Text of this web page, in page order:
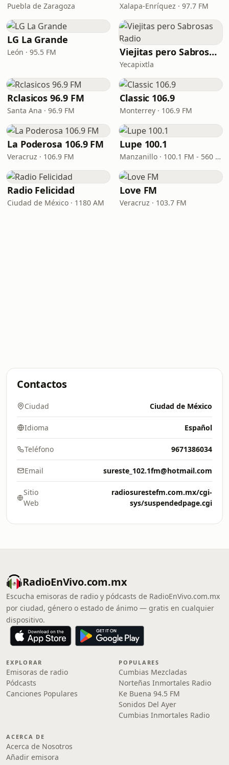
Puebla de Zaragoza Xalapa-Enríquez · 97.7 FM
LG La Grande
León · 95.5 FM Viejitas pero Sabrosas Radio
Yecapixtla
Rclasicos 96.9 FM
Santa Ana · 96.9 FM
Classic 106.9
Monterrey · 106.9 FM
La Poderosa 106.9 FM
Veracruz · 106.9 FM
Lupe 100.1
Manzanillo · 100.1 FM - 560 AM
Radio Felicidad
Ciudad de México · 1180 AM
Love FM
Veracruz · 103.7 FM
Contactos
Ciudad Ciudad de México
Idioma Español
Teléfono 9671386034
Email sureste_102.1fm@hotmail.com
Sitio
Web
radiosurestefm.com.mx/cgi-
sys/suspendedpage.cgi
RadioEnVivo.com.mx
Escucha emisoras de radio y pódcasts de RadioEnVivo.com.mx
por ciudad, género o estado de ánimo — gratis en cualquier
dispositivo.
EXPLORAR
Emisoras de radio
Pódcasts
Canciones Populares
POPULARES
Cumbias Mezcladas
Norteñas Inmortales Radio
Ke Buena 94.5 FM
Sonidos Del Ayer
Cumbias Inmortales Radio
ACERCA DE
Acerca de Nosotros
Añadir emisora